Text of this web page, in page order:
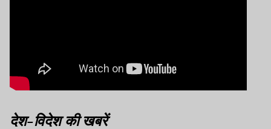
देश-विदेश की खबरें